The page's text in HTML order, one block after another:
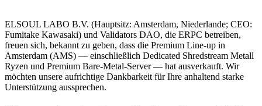
ELSOUL LABO B.V. (Hauptsitz: Amsterdam, Niederlande; CEO:
Fumitake Kawasaki) und Validators DAO, die ERPC betreiben,
freuen sich, bekannt zu geben, dass die Premium Line-up in
Amsterdam (AMS) — einschließlich Dedicated Shredstream Metall
Ryzen und Premium Bare-Metal-Server — hat ausverkauft. Wir
möchten unsere aufrichtige Dankbarkeit für Ihre anhaltend starke
Unterstützung aussprechen.